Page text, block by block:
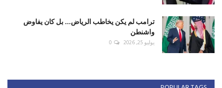
ترامب لم يكن يخاطب الرياض... بل كان يفاوض
واشنطن
يوليو 25, 2026 0